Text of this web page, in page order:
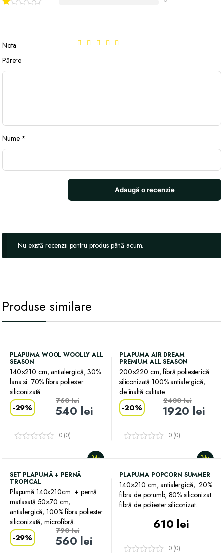
Nota
Părere
Nume *
Nu există recenzii pentru produs până acum.
Produse similare
PLAPUMA WOOL WOOLLY ALL
SEASON
140×210 cm, antialergică, 30%
lana si 70% fibra poliester
siliconizată
-29% 540 lei
760lei
0 (0)
PLAPUMA AIR DREAM
PREMIUM ALL SEASON
200×220 cm, fibră poliesterică
siliconizată 100% antialergică,
de înaltă calitate
-20% 1920 lei
2400lei
0 (0)
SET PLAPUMĂ + PERNĂ
TROPICAL
Plapumă 140x210cm + pernă
matlasată 50×70 cm,
antialergică, 100% fibra poliester
siliconizată, microfibră.
-29% 560 lei
790lei
PLAPUMA POPCORN SUMMER
140×210 cm, antialergică, 20%
fibra de porumb, 80% siliconizat
fibră de poliester siliconizat.
610 lei
0 (0)